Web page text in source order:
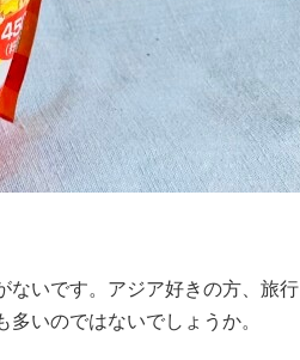
ないです。アジア好きの方、旅行
いのではないでしょうか。